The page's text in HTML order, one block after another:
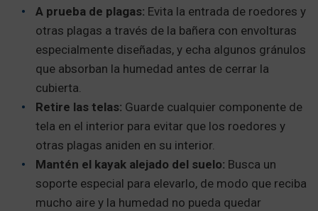
A prueba de plagas: Evita la entrada de roedores y
otras plagas a través de la bañera con envolturas
especialmente diseñadas, y echa algunos gránulos
que absorban la humedad antes de cerrar la
cubierta.
Retire las telas: Guarde cualquier componente de
tela en el interior para evitar que los roedores y
otras plagas aniden en su interior.
Mantén el kayak alejado del suelo: Busca un
soporte especial para elevarlo, de modo que reciba
mucho aire y la humedad no pueda quedar